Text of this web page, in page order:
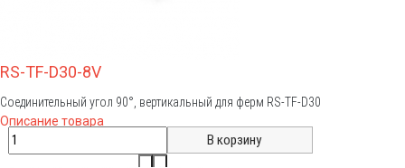
RS-TF-D30-8V
Соединительный угол 90°, вертикальный для ферм RS-TF-D30
Описание товара